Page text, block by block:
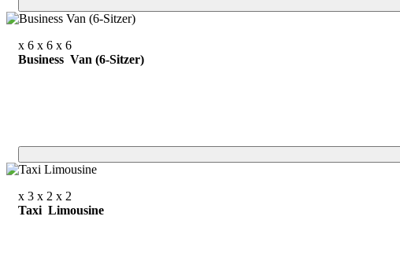
x 6 x 6 x 6
Business Van (6-Sitzer)
x 3 x 2 x 2
Taxi Limousine